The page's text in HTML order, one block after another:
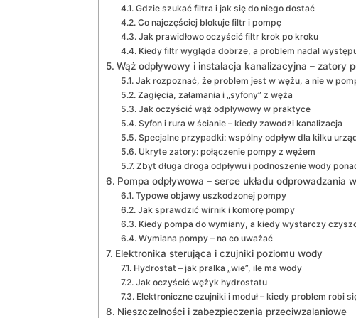
Gdzie szukać filtra i jak się do niego dostać
Co najczęściej blokuje filtr i pompę
Jak prawidłowo oczyścić filtr krok po kroku
Kiedy filtr wygląda dobrze, a problem nadal
Wąż odpływowy i instalacja kanalizacyjna – zatory
Jak rozpoznać, że problem jest w wężu, a nie w
Zagięcia, załamania i „syfony” z węża
Jak oczyścić wąż odpływowy w praktyce
Syfon i rura w ścianie – kiedy zawodzi kanalizacja
Specjalne przypadki: wspólny odpływ dla kilku
Ukryte zatory: połączenie pompy z wężem
Zbyt długa droga odpływu i podnoszenie wody
Pompa odpływowa – serce układu odprowadzania
Typowe objawy uszkodzonej pompy
Jak sprawdzić wirnik i komorę pompy
Kiedy pompa do wymiany, a kiedy wystarczy
Wymiana pompy – na co uważać
Elektronika sterująca i czujniki poziomu wody
Hydrostat – jak pralka „wie”, ile ma wody
Jak oczyścić wężyk hydrostatu
Elektroniczne czujniki i moduł – kiedy problem robi
Nieszczelności i zabezpieczenia przeciwzalaniowe